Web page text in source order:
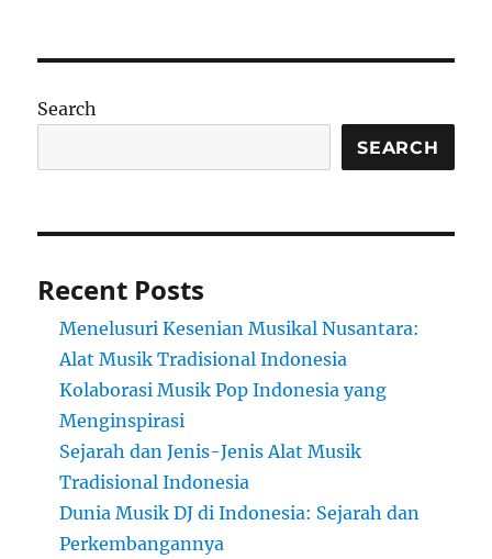
Search
SEARCH
Recent Posts
Menelusuri Kesenian Musikal Nusantara:
Alat Musik Tradisional Indonesia
Kolaborasi Musik Pop Indonesia yang
Menginspirasi
Sejarah dan Jenis-Jenis Alat Musik
Tradisional Indonesia
Dunia Musik DJ di Indonesia: Sejarah dan
Perkembangannya